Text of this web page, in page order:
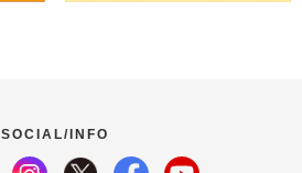
SOCIAL/INFO